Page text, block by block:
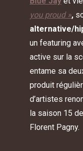
you proud »,
alternative/
un featuring
active sur la
entame sa
produit
d’artistes
la saison 15 de
Florent Pagny.